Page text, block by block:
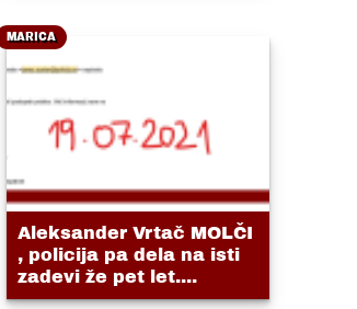
MARICA
Aleksander Vrtač MOLČI
, policija pa dela na isti
zadevi že pet let....